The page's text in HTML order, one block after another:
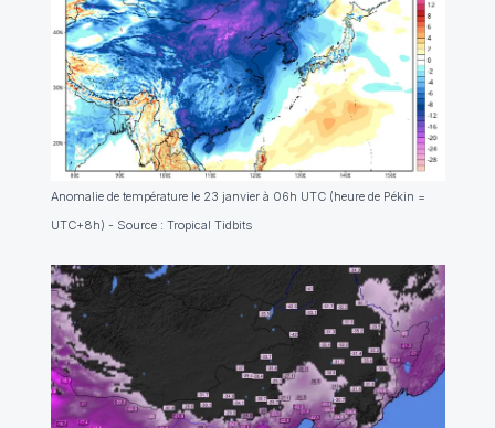
Anomalie de température le 23 janvier à 06h UTC (heure de Pékin =
UTC+8h) - Source : Tropical Tidbits